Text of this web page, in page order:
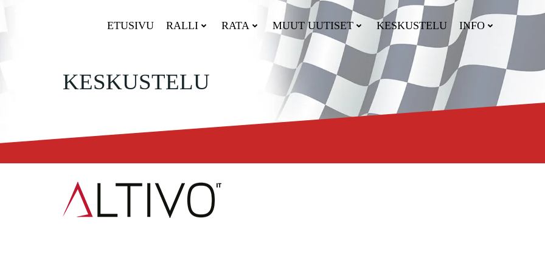
ETUSIVU RALLI RATA MUUT UUTISET KESKUSTELU INFO
KESKUSTELU